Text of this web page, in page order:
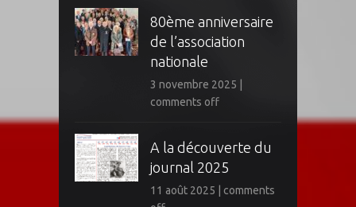
80ème anniversaire
de l’association
nationale
3 novembre 2025
comments off
A la découverte du
journal 2025
11 août 2025
comments